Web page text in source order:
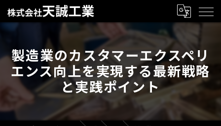
製造業のカスタマーエクスペリ
エンス向上を実現する最新戦略
と実践ポイント